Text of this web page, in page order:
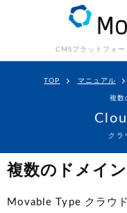
CMSプラットフォ
TOP マニュアル
複数
クラ
複数のドメイ
Movable Type クラウ